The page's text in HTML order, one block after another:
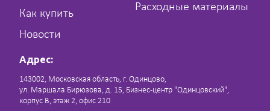
Как купить
Новости
Расходные материалы
Адрес:
143002, Московская область, г. Одинцово,
ул. Маршала Бирюзова, д. 15, Бизнес-центр "Одинцовский",
корпус В, этаж 2, офис 210